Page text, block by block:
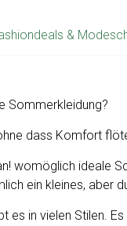
&
Sommerkleidung?
dass Komfort
womöglich ideale
ein kleines, aber
es in vielen Stilen.